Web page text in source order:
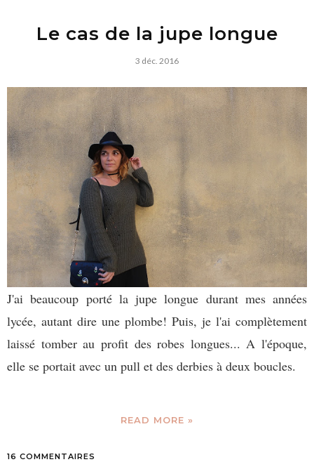
Le cas de la jupe longue
3 déc. 2016
J'ai beaucoup porté la jupe longue durant mes années
lycée, autant dire une plombe! Puis, je l'ai complètement
laissé tomber au profit des robes longues... A l'époque,
elle se portait avec un pull et des derbies à deux boucles.
READ MORE »
16 COMMENTAIRES